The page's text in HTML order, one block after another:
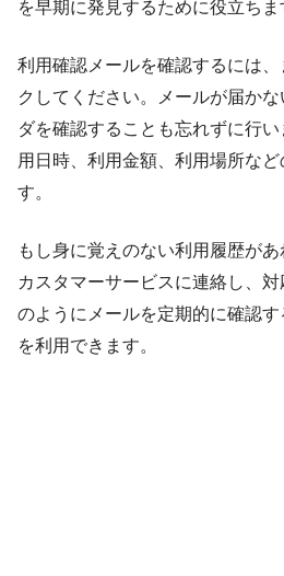
を早期に発見するために役立ちま
利用確認メールを確認するには
クしてください。メールが届か
ダを確認することも忘れずに行
用日時、利用金額、利用場所な
す。
もし身に覚えのない利用履歴が
カスタマーサービスに連絡し、
のようにメールを定期的に確認
を利用できます。